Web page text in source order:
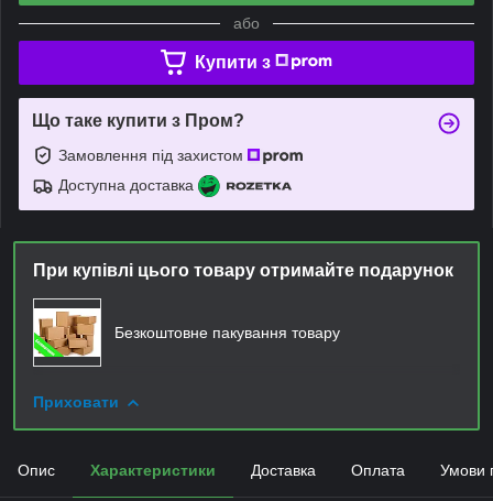
або
Купити з
Що таке купити з Пром?
Замовлення під захистом
Доступна доставка
При купівлі цього товару отримайте подарунок
Безкоштовне пакування товару
Приховати
Опис Характеристики Доставка Оплата Умови